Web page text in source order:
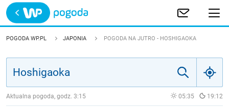
Trwa ładowanie
POLSKA
POGODA WP.PL JAPONIA POGODA NA JUTRO - HOSHIGAOKA
Aktualna pogoda, godz. 3:15 05:35 19:12